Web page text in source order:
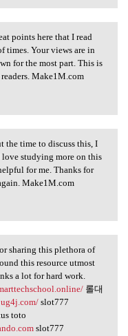
great points
points here that I read
times. Your views are in
for the most part. This is
Make1M.com
out the
the time to discuss this, I
studying more on this
for me. Thanks for
Make1M.com
for
sharing this plethora of
this resource utmost
a lot for hard work.
롤대
slot777
toto
slot777